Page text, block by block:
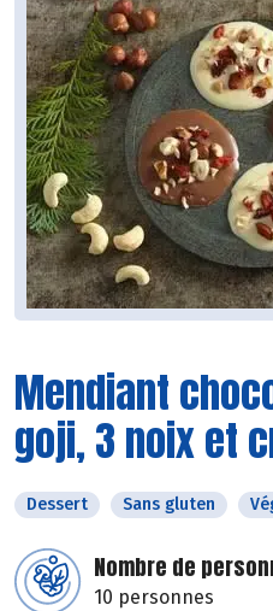
Mendiant
goji, 3 noix et
Dessert Sans gluten
Nombre de
10 personnes